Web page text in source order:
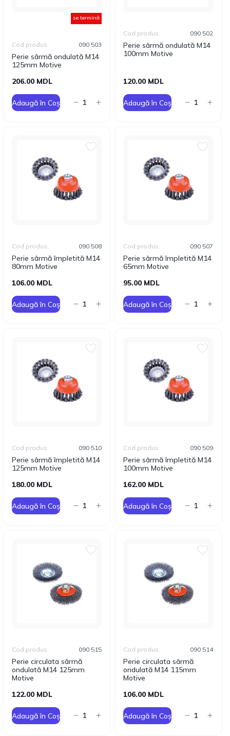
se termină
Perie sârmă ondulată M14
125mm Motive
Cod produs: 090 503
206.00 MDL
Adaugă în Coș
Perie sârmă ondulată M14
100mm Motive
Cod produs: 090 502
120.00 MDL
Adaugă în Coș
Perie sârmă împletită M14
80mm Motive
Cod produs: 090 508
106.00 MDL
Adaugă în Coș
Perie sârmă împletită M14
65mm Motive
Cod produs: 090 507
95.00 MDL
Adaugă în Coș
Perie sârmă împletită M14
125mm Motive
Cod produs: 090 510
180.00 MDL
Adaugă în Coș
Perie sârmă împletită M14
100mm Motive
Cod produs: 090 509
162.00 MDL
Adaugă în Coș
Perie circulata sârmă
ondulată M14 125mm
Motive
Cod produs: 090 515
122.00 MDL
Adaugă în Coș
Perie circulata sârmă
ondulată M14 115mm
Motive
Cod produs: 090 514
106.00 MDL
Adaugă în Coș